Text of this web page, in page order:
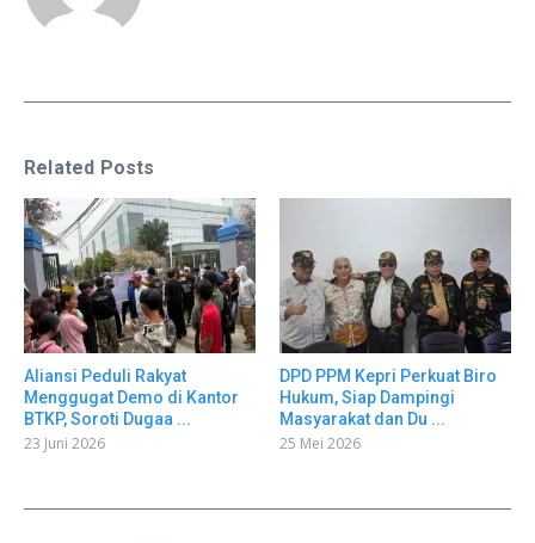
Related Posts
Aliansi Peduli Rakyat
Menggugat Demo di Kantor
BTKP, Soroti Dugaa ...
23 Juni 2026
DPD PPM Kepri Perkuat Biro
Hukum, Siap Dampingi
Masyarakat dan Du ...
25 Mei 2026